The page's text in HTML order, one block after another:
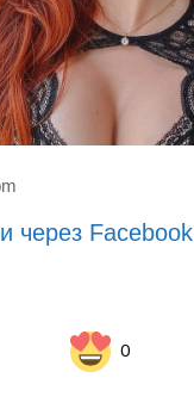
через Facebook
0